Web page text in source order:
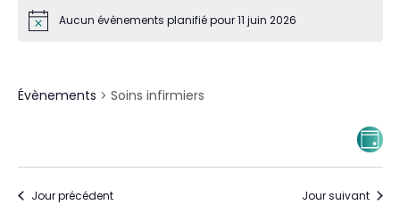
Aucun évènements planifié pour 11 juin 2026
Évènements Soins infirmiers
de
JOUR
Jour précédent Jour suivant